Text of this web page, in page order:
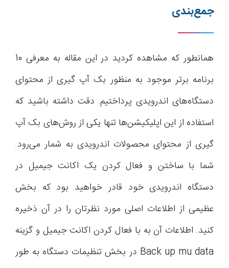
جمع‌بندی
همانطور که مشاهده کردید در این مقاله به معرفی 10
برنامه برتر موجود به منظور بک آپ گیری از محتوای
دستگاه‌های اندرویدی پرداختیم. دقت داشته باشید که
استفاده از این اپلیکیشن‌ها تنها یکی از روش‌های بک آپ
گیری از محتوای محصولات اندرویدی به شمار می‌رود.
شما با ساختن و فعال کردن یک اکانت جیمیل در
دستگاه اندرویدی خود قادر خواهید بود که بخش
عظیمی از اطلاعات اصلی مورد نظرتان را در آن ذخیره
کنید. اطلاعات آن به با فعال کردن اکانت جیمیل و گزینه
Back up mu data در بخش تنظیمات دستگاه به طور